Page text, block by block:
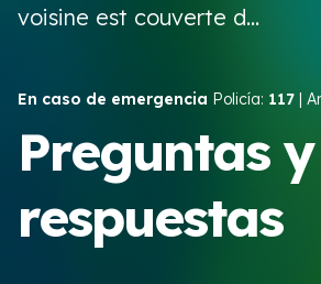
Violencia de pareja
Recursos y campañas
voisine est couverte d...
En caso de emergencia Policía: 117 |
Preguntas y
respuestas